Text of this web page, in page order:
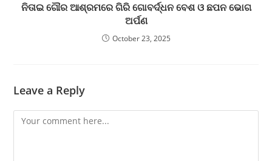
ନିତାଇ ଗୌର ଆଶ୍ରମରେ ଗିରି ଗୋବର୍ଦ୍ଧନ ବେଶ ଓ ଛପନ ଭୋଗ
ଅର୍ପଣ
October 23, 2025
Leave a Reply